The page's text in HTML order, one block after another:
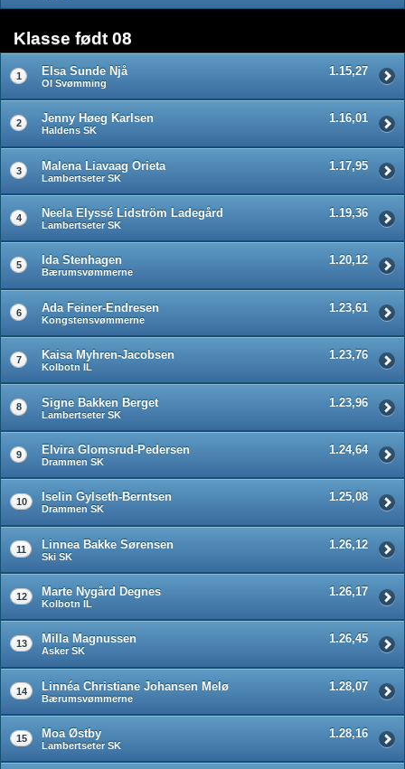
Klasse født 08
1 Elsa Sunde Njå
OI Svømming
1.15,27
2 Jenny Høeg Karlsen
Haldens SK
1.16,01
3 Malena Liavaag Orieta
Lambertseter SK
1.17,95
4 Neela Elyssé Lidström Ladegård
Lambertseter SK
1.19,36
5 Ida Stenhagen
Bærumsvømmerne
1.20,12
6 Ada Feiner-Endresen
Kongstensvømmerne
1.23,61
7 Kaisa Myhren-Jacobsen
Kolbotn IL
1.23,76
8 Signe Bakken Berget
Lambertseter SK
1.23,96
9 Elvira Glomsrud-Pedersen
Drammen SK
1.24,64
10 Iselin Gylseth-Berntsen
Drammen SK
1.25,08
11 Linnea Bakke Sørensen
Ski SK
1.26,12
12 Marte Nygård Degnes
Kolbotn IL
1.26,17
13 Milla Magnussen
Asker SK
1.26,45
14 Linnéa Christiane Johansen Melø
Bærumsvømmerne
1.28,07
15 Moa Østby
Lambertseter SK
1.28,16